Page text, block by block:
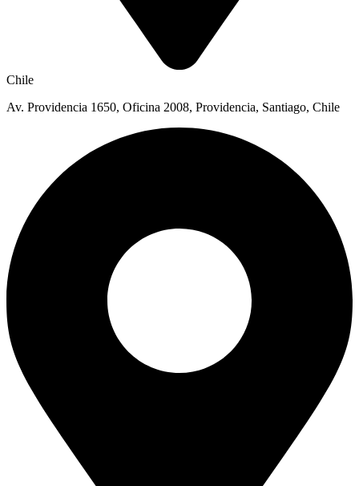
Chile
Av. Providencia 1650, Oficina 2008, Providencia, Santiago, Chile